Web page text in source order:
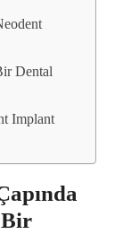
Dental
Implant
Bir